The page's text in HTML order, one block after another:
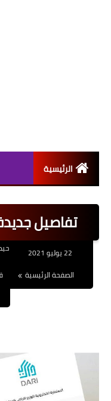
الرئيسية
تفاصيل
الصفحة الرئيسية